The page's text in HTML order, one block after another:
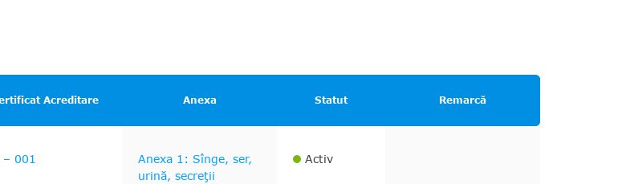
Acreditare Anexa Statut Remarcă
– 001
Anexa 1: Sînge, ser,
urină, secreţii
Activ